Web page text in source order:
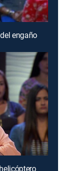
engaño